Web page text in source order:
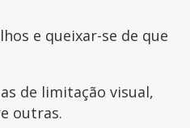
e queixar-se de que
de limitação visual,
outras.